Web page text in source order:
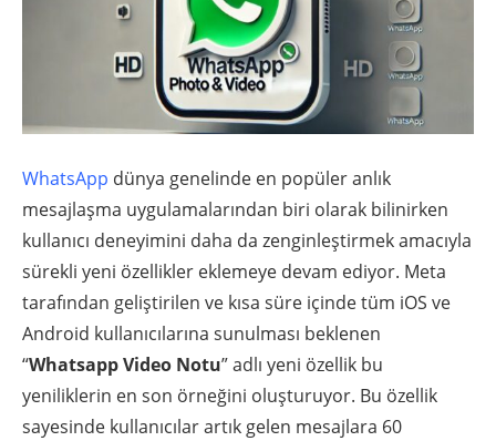
WhatsApp dünya genelinde en popüler anlık
mesajlaşma uygulamalarından biri olarak bilinirken
kullanıcı deneyimini daha da zenginleştirmek amacıyla
sürekli yeni özellikler eklemeye devam ediyor. Meta
tarafından geliştirilen ve kısa süre içinde tüm iOS ve
Android kullanıcılarına sunulması beklenen
“WhatsappVideo Notu” adlı yeni özellik bu
yeniliklerin en son örneğini oluşturuyor. Bu özellik
sayesinde kullanıcılar artık gelen mesajlara 60